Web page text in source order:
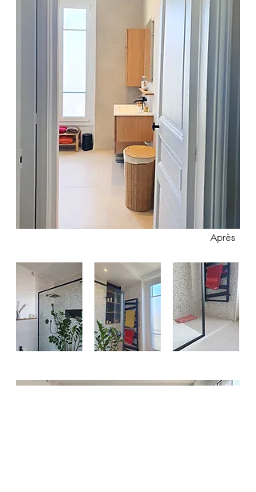
Après